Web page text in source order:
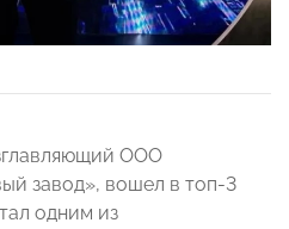
ООО
завод», вошел в топ-3
одним из